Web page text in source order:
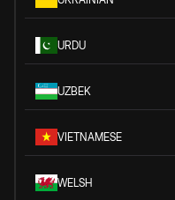
URDU
UZBEK
VIETNAMESE
WELSH